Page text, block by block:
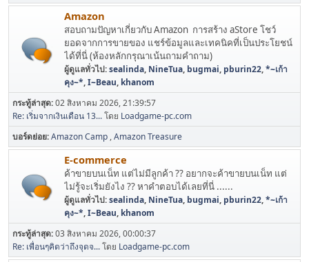
Amazon
สอบถามปัญหาเกี่ยวกับ Amazon การสร้าง aStore โชว์
ยอดจากการขายของ แชร์ข้อมูลและเทคนิคที่เป็นประโยชน์
ได้ที่นี่ (ห้องหลักกรุณาเน้นถามคำถาม)
ผู้ดูแลทั่วไป:sealinda, NineTua, bugmai, pburin22,*~เก้า
คุง~*,I~Beau, khanom
กระทู้ล่าสุด:02 สิงหาคม 2026, 21:39:57
Re: เริ่มจากเงินเดือน 13...โดย Loadgame-pc.com
บอร์ดย่อย Amazon Camp Amazon Treasure
E-commerce
ค้าขายบนเน็ท แต่ไม่มีลูกค้า ?? อยากจะค้าขายบนเน็ท แต่
ไม่รู้จะเริ่มยังไง ?? หาคำตอบได้เลยที่นี่ ......
ผู้ดูแลทั่วไป:sealinda, NineTua, bugmai, pburin22,*~เก้า
คุง~*,I~Beau, khanom
กระทู้ล่าสุด:03 สิงหาคม 2026, 00:00:37
Re: เพื่อนๆคิดว่าถึงจุดจ...โดย Loadgame-pc.com